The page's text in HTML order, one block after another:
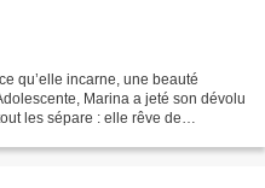
qu’elle incarne, une beauté
Marina a jeté son dévolu
les sépare : elle rêve de